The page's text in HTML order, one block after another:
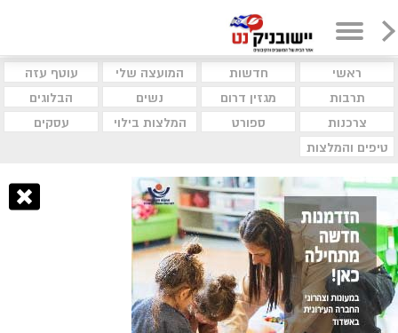
ראשי חדשות המועצה שלי
עוטף עזה
תרבות
מגזין דרום נשים
הבלוגים
צרכנות
ספורט המלצות בילוי
עסקים
טיפים והמלצות